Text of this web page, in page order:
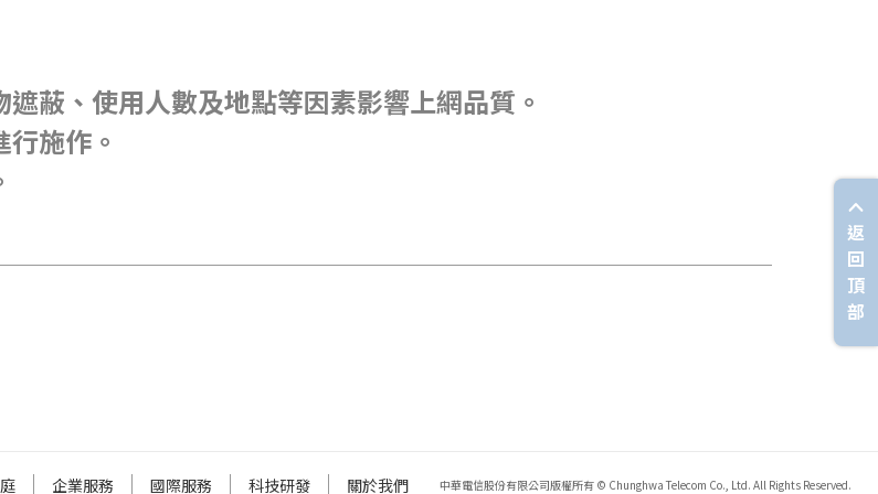
蔽、使用人數及地點等因素影響上網品質。
施作。
企業服務 國際服務 科技研發 關於我們 中華電信股份有限公司版權所有 © Chunghwa Telecom Co., Ltd. All Rights Reserved.
返
回
頂
部